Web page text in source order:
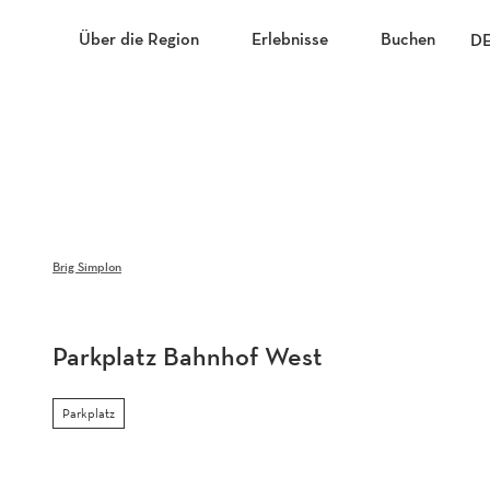
Über die Region Erlebnisse Buchen
Brig Simplon
Parkplatz Bahnhof West
Parkplatz